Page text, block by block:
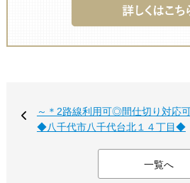
～＊2路線利用可◎間仕切り対応
◆八千代市八千代台北１４丁目◆
一覧へ